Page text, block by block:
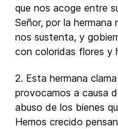
que nos acoge entre
Señor, por la hermana
nos sustenta, y
con coloridas flores y
2. Esta hermana
provocamos a causa
abuso de los bienes
Hemos crecido